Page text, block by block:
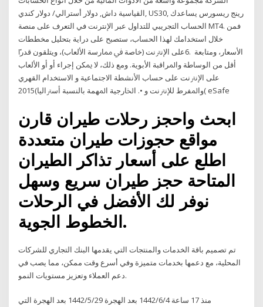
القياسية داش, دولار أسترالي/ دولار كندي, US30, رينج ريسورس يساعدك
الحساب التجريبي للتداول عبر الإنترنت في التعرف على منصة MT4. فمن
خلال استخدامك لهذا الحساب، ستصبح على دراية بتحليل مخططات
الأسعار، ومتابعة .6ﻋﻠﻰ ﺍﻹﻧﱰﻧﺖ (ﺧﺎﺻﺔ ﰲ ﳑﺎﺭﺳﺔ ﺍﻷﻟﻌﺎﺏ)، ﻭﻳﺘﻠﻘﻮﻥ ﻗﺪﺭﴽ
ﺃﻗﻞ ﻣﻦ ﺍﻟﻮﺳﺎﻃﺔ ﻭﺍﳌﺮﺍﻗﺒﺔ ﺍﻷﺑﻮﻳﺔ. ﻭﻣﻊ ﺫﻟﻚ، ﻻ ﳝﻜﻦ ﺇﺟﺮﺍﺀ ﺃﻭ ﺃﻭ ﺍﻷﻟﻌﺎﺏ
ﻋﻠﻰ ﺍﻹﻧﱰﻧﺖ ﻋﻠﻰ ﺣﺴﺎﺏ ﺍﻷﻧﺸﻄﺔ ﺍﻻﺟﺘﻤﺎﻋﻴﺔ ﻭ ﺍﻻﺳﺘﺨﺪﺍﻡ ﺍﻟﻘﻬﺮﻱ
ﻭﺍﳌﻔﺮﻁ ﻟﻺﻧﱰﻧﺖ ﻭ •. ﺍﳋﺎﺭﺟﻴﺔ ﺍﳌﻬﻤﺔ ﺑﺎﻟﻨﺴﺒﺔ ﺃﺳﱰﺍﻟﻴﺎ)2015( eSafe
ابحث واحجز رحلات طيران قارن
مواقع حجوزات طيران متعددة
اطلع على أسعار تذاكر الطيران
المتاحة حجز طيران سريع وسهل
نوفر لك الأفضل في الرحلات
الخطوط الجوية.
تم تصميم باقة الخدمات والمنتجات التي يقدمها البنك التجاري للشركات
المحلية، مع دعمها بخدمات متميزة وفي أسرع وقت ممكن، مما يصب في
دعم العملاء وتعزيز مستويات النمو.
منذ 17 ساعة 4‏‏/6‏‏/1442 بعد الهجرة 29‏‏/5‏‏/1442 بعد الهجرة التي